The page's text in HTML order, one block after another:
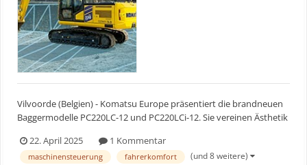
Vilvoorde (Belgien) - Komatsu Europe präsentiert die brandneuen
Baggermodelle PC220LC-12 und PC220LCi-12. Sie vereinen Ästhetik
Emissionswerten, maximaler Leistung, Digitalisierung und einer
Vielzahl an Sicherheitsmaßnahmen. Kurzum:...
22. April 2025 1 Kommentar
maschinensteuerung fahrerkomfort (und 8 weitere)